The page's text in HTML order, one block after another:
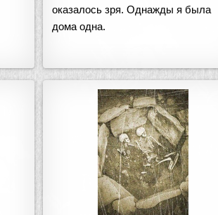
оказалось зря. Однажды я была
дома одна.